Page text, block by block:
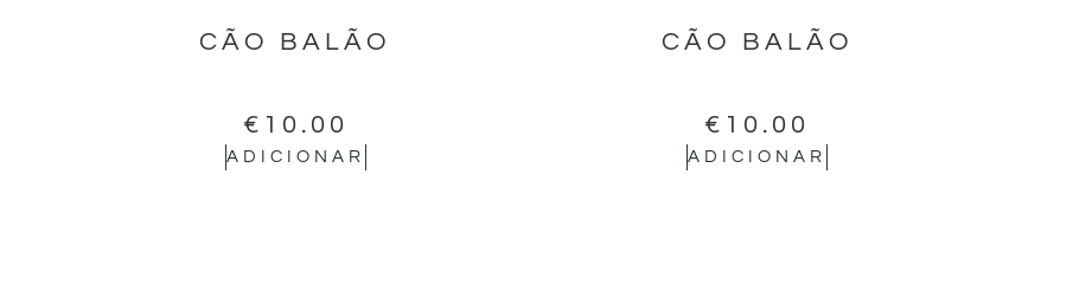
CÃO BALÃO
€ 10.00
ADICIONAR
CÃO BALÃO
€ 10.00
ADICIONAR